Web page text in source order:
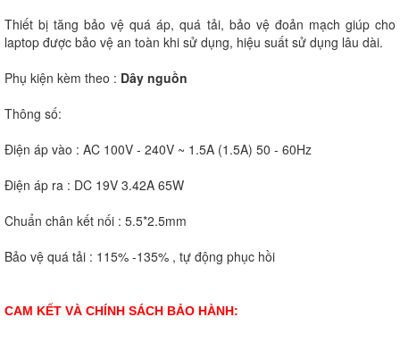
Thiết bị tăng bảo vệ quá áp, quá tải, bảo vệ đoản mạch giúp cho
laptop được bảo vệ an toàn khi sử dụng, hiệu suất sử dụng lâu dài.
Phụ kiện kèm theo : Dây nguồn
Thông số:
Điện áp vào : AC 100V - 240V ~ 1.5A (1.5A) 50 - 60Hz
Điện áp ra : DC 19V 3.42A 65W
Chuẩn chân kết nối : 5.5*2.5mm
Bảo vệ quá tải : 115% -135% , tự động phục hồi
CAM KẾT VÀ CHÍNH SÁCH BẢO HÀNH: